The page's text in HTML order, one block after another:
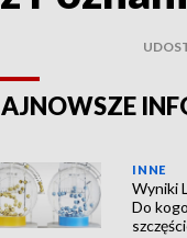
INNE
Wyniki
Do